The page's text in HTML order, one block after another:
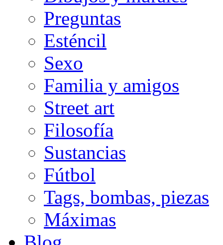
Preguntas
Esténcil
Sexo
Familia y amigos
Street art
Filosofía
Sustancias
Fútbol
Tags, bombas, piezas
Máximas